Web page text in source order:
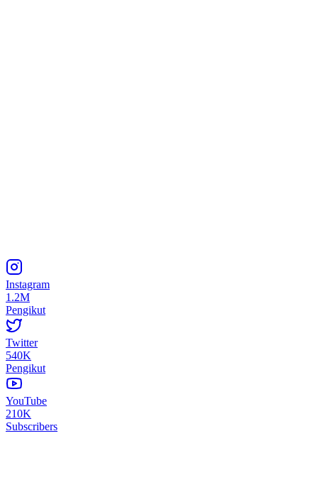
Instagram
1.2M
Pengikut
Twitter
540K
Pengikut
YouTube
210K
Subscribers